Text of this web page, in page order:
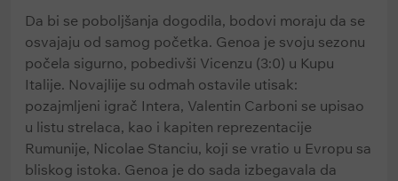
Da bi se poboljšanja dogodila, bodovi moraju da se
osvajaju od samog početka. Genoa je svoju sezonu
počela sigurno, pobedivši Vicenzu (3:0) u Kupu
Italije. Novajlije su odmah ostavile utisak:
pozajmljeni igrač Intera, Valentin Carboni se upisao
u listu strelaca, kao i kapiten reprezentacije
Rumunije, Nicolae Stanciu, koji se vratio u Evropu sa
bliskog istoka. Genoa je do sada izbegavala da